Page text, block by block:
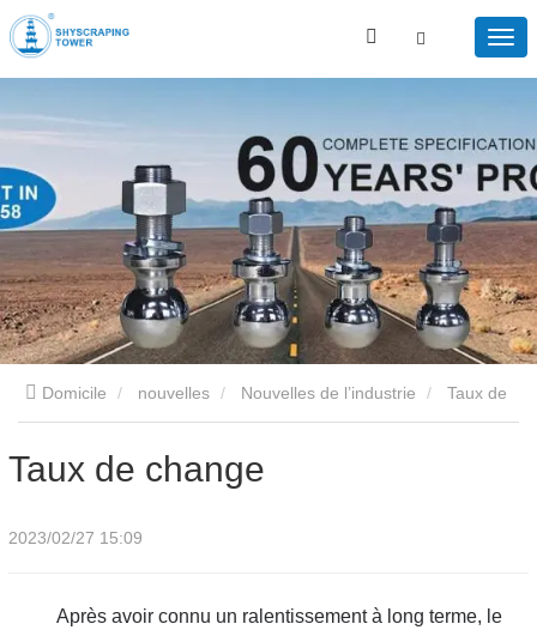
Domicile nouvelles Nouvelles de l’industrie
Taux de change
2023/02/27 15:09
Après avoir connu un ralentissement à long terme, le